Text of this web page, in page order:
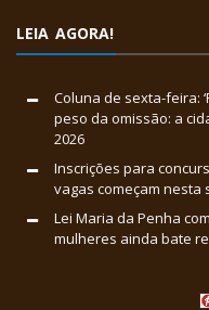
LEIA AGORA!
Coluna de sexta-feira:
peso da omissão: a
2026
Inscrições para
vagas começam nesta
Lei Maria da Penha
mulheres ainda bate